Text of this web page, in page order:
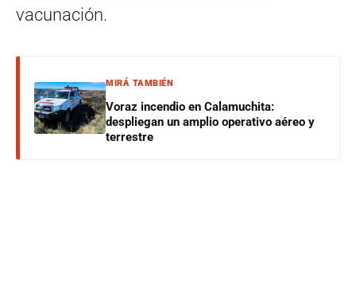
vacunación.
MIRÁ TAMBIÉN
Voraz incendio en Calamuchita:
despliegan un amplio operativo aéreo y
terrestre